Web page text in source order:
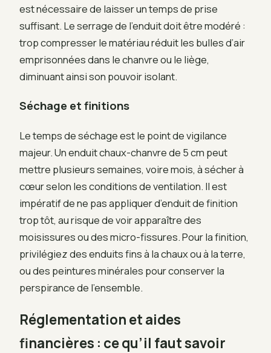
est nécessaire de laisser un temps de prise
suffisant. Le serrage de l’enduit doit être modéré :
trop compresser le matériau réduit les bulles d’air
emprisonnées dans le chanvre ou le liège,
diminuant ainsi son pouvoir isolant.
Séchage et finitions
Le temps de séchage est le point de vigilance
majeur. Un enduit chaux-chanvre de 5 cm peut
mettre plusieurs semaines, voire mois, à sécher à
cœur selon les conditions de ventilation. Il est
impératif de ne pas appliquer d’enduit de finition
trop tôt, au risque de voir apparaître des
moisissures ou des micro-fissures. Pour la finition,
privilégiez des enduits fins à la chaux ou à la terre,
ou des peintures minérales pour conserver la
perspirance de l’ensemble.
Réglementation et aides
financières : ce qu’il faut savoir